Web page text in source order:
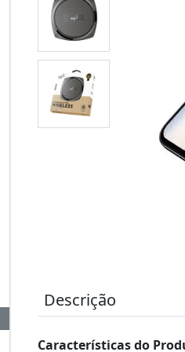
Descrição
Características do